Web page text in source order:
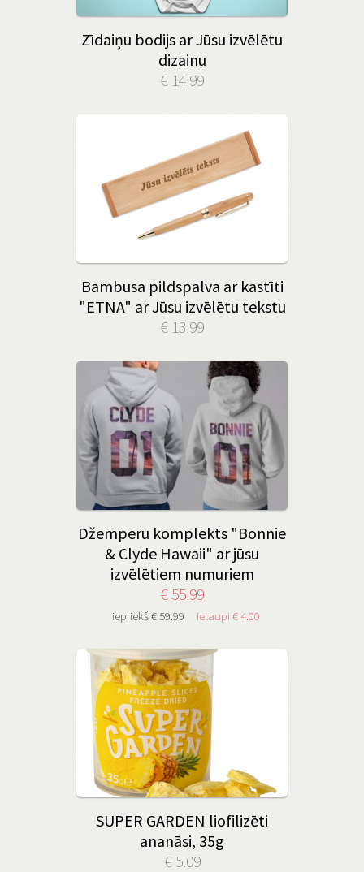
Zīdaiņu bodijs ar Jūsu izvēlētu
dizainu
€ 14.99
Bambusa pildspalva ar kastīti
"ETNA" ar Jūsu izvēlētu tekstu
€ 13.99
Džemperu komplekts "Bonnie
& Clyde Hawaii" ar jūsu
izvēlētiem numuriem
€ 55.99
iepriekš € 59.99 ietaupi € 4.00
SUPER GARDEN liofilizēti
ananāsi, 35g
€ 5.09